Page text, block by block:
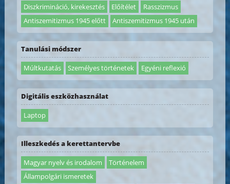
Diszkrimináció, kirekesztés
Előítélet
Rasszizmus
Antiszemitizmus 1945 előtt
Antiszemitizmus 1945 után
Tanulási módszer
Múltkutatás Személyes történetek Egyéni reflexió
Digitális eszközhasználat
Laptop
Illeszkedés a kerettantervbe
Magyar nyelv és irodalom
Történelem
Állampolgári ismeretek